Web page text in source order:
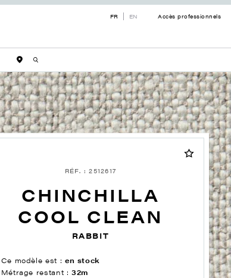
FR EN Accès professionnels
RÉF. : 2512617
CHINCHILLA
COOL CLEAN
RABBIT
Ce modèle est : en stock
Métrage restant :32m